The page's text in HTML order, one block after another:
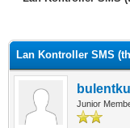
Lan Kontroller SMS
Junior